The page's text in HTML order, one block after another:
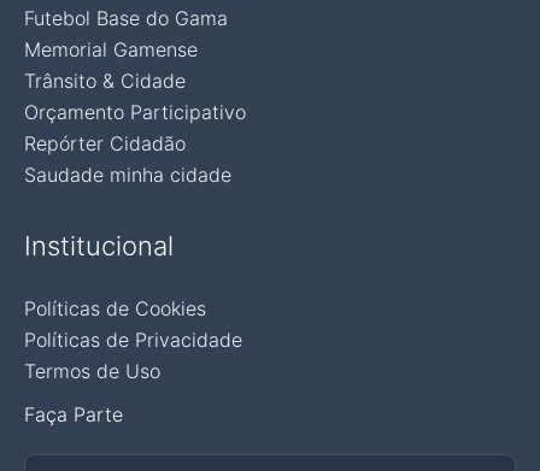
Futebol Base do Gama
Memorial Gamense
Trânsito & Cidade
Orçamento Participativo
Repórter Cidadão
Saudade minha cidade
Institucional
Políticas de Cookies
Políticas de Privacidade
Termos de Uso
Faça Parte